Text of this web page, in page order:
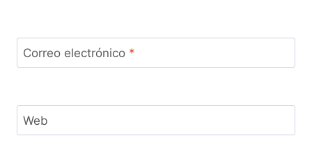
Correo electrónico *
Web